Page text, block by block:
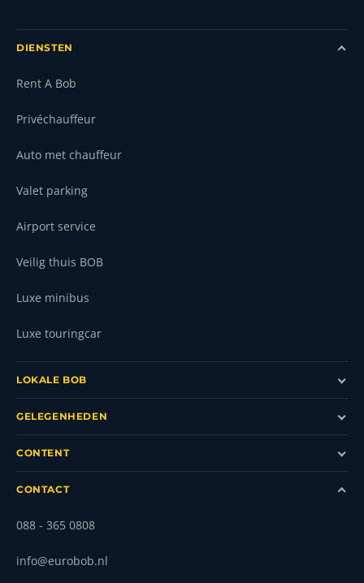
DIENSTEN
Rent A Bob
Privéchauffeur
Auto met chauffeur
Valet parking
Airport service
Veilig thuis BOB
Luxe minibus
Luxe touringcar
LOKALE BOB
GELEGENHEDEN
CONTENT
CONTACT
088 - 365 0808
info@eurobob.nl